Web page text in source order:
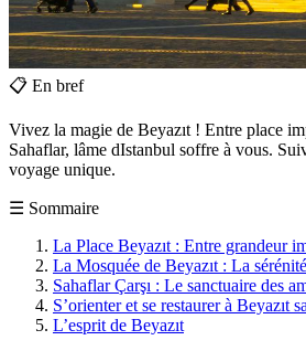
📋 En bref
Vivez la magie de Beyazıt ! Entre place
Sahaflar, lâme dIstanbul soffre à vous.
voyage unique.
☰ Sommaire
La Place Beyazıt : Entre grandeur
La Mosquée de Beyazıt : La
Sahaflar Çarşı : Le sanctuaire des
S’orienter et se restaurer à Beyazıt
L’esprit de Beyazıt